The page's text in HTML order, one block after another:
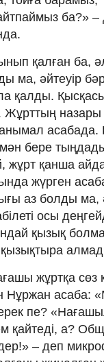
ба?»
қалған ба,
ма, әйтеуір
қалды.
Жұрттың
асабада.
мән бере
жұрт қанша
жүрген
аз болды ма,
осы
қызық
қызықтыра
жұртқа сөз
Нұржан асаба:
пе?
қайтеді, а?
– деп